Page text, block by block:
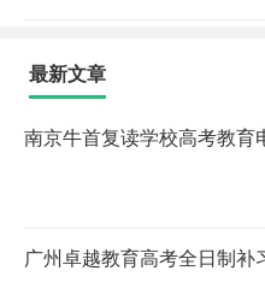
最新文章
南京牛首复读学校高考教育
广州卓越教育高考全日制补